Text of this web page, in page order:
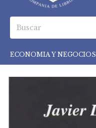
ECONOMIA Y NEGOCIOS